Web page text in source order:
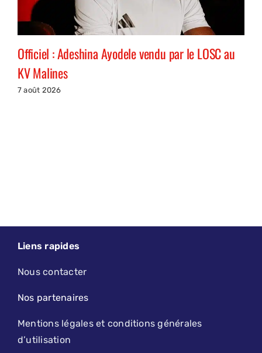
Officiel : Adeshina Ayodele vendu par le LOSC au
KV Malines
7 août 2026
Liens rapides
Nous contacter
Nos partenaires
Mentions légales et conditions générales
d’utilisation